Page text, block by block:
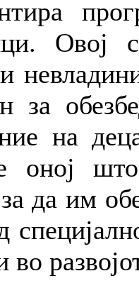
Овој
за
на
оној
да им
во